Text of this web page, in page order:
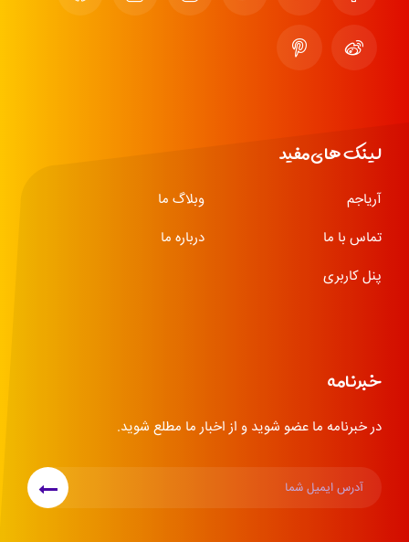
لینک های مفید
آریاجم
وبلاگ ما
تماس با ما
درباره ما
پنل کاربری
خبرنامه
در خبرنامه ما عضو شوید و از اخبار ما مطلع شوید.